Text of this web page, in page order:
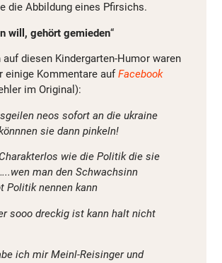
die Abbildung eines Pfirsichs.
will, gehört gemieden“
auf diesen Kindergarten-Humor waren
einige Kommentare aufFacebook
im Original):
neos sofort an die ukraine
sie dann pinkeln!
wie die Politik die sie
man den Schwachsinn
Politik nennen kann
sooo dreckig ist kann halt nicht
ich mir Meinl-Reisinger und